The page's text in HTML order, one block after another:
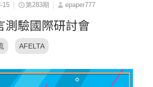
15 第283期 epaper777
測驗國際研討會
AFELTA